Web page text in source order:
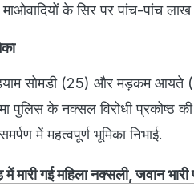
के सिर पर पांच-पांच
सोमडी (25) और मड़कम आयते
पुलिस के नक्सल विरोधी प्रकोष्ठ
में महत्वपूर्ण भूमिका निभाई.
गई महिला नक्सली, जवान भारी